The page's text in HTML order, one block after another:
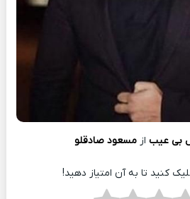
بی عیب ازمسعود صادقلو
کنید تا به آن امتیاز دهید!